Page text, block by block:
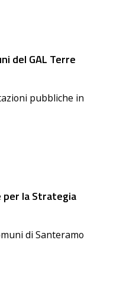
del GAL Terre
pubbliche in
per la Strategia
di Santeramo